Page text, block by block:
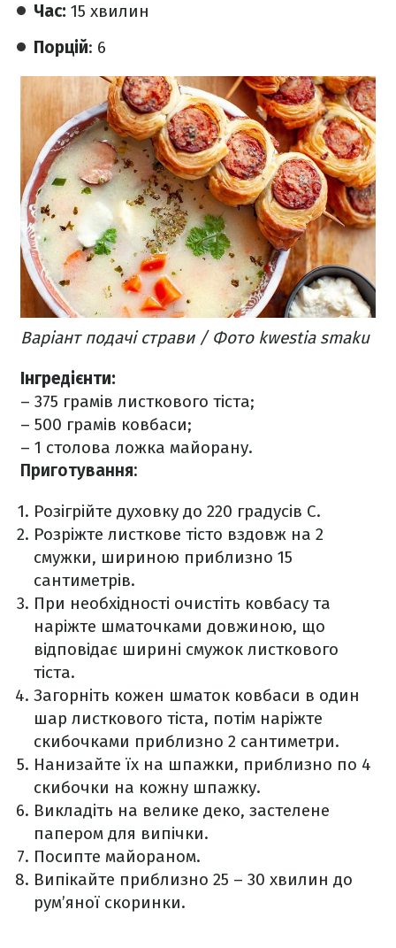
Час: 15 хвилин
Порцій: 6
Варіант подачі страви / Фото kwestia smaku
Інгредієнти:
– 375 грамів листкового тіста;
– 500 грамів ковбаси;
– 1 столова ложка майорану.
Приготування:
Розігрійте духовку до 220 градусів С.
Розріжте листкове тісто вздовж на 2
смужки, шириною приблизно 15
сантиметрів.
При необхідності очистіть ковбасу та
наріжте шматочками довжиною, що
відповідає ширині смужок листкового
тіста.
Загорніть кожен шматок ковбаси в один
шар листкового тіста, потім наріжте
скибочками приблизно 2 сантиметри.
Нанизайте їх на шпажки, приблизно по 4
скибочки на кожну шпажку.
Викладіть на велике деко, застелене
папером для випічки.
Посипте майораном.
Випікайте приблизно 25 – 30 хвилин до
рум’яної скоринки.